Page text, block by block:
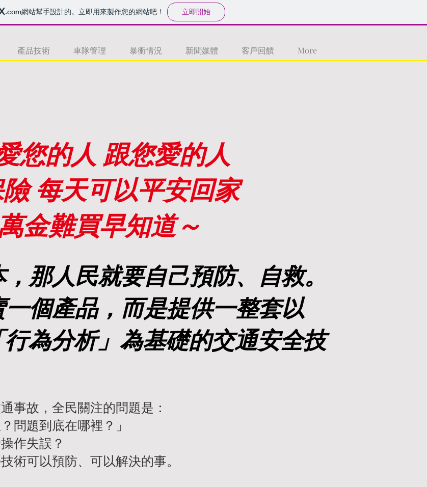
.com網站幫手設計的。立即用來製作您的網站吧！ 立即開始
產品技術 車隊管理 暴衝情況 新聞媒體 客戶回饋 More
您的人 跟您愛的人
每天可以平安回家
金難買早知道～
那人民就要自己預防、自救。
個產品，而是提供一整套以
行為分析」為基礎的交通安全技
事故，全民關注的問題是：
問題到底在哪裡？」
作失誤？
術可以預防、可以解決的事。